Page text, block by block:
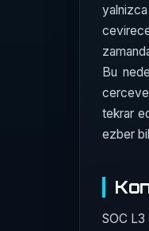
Bu
tekrar
ezber
SOC L3